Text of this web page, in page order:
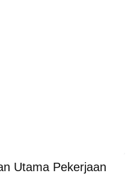
Utama Pekerjaan